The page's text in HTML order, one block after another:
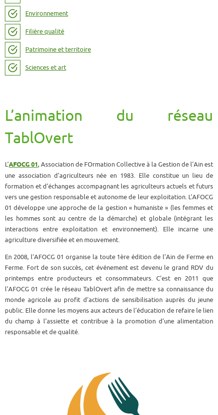
Environnement
Filière qualité
Patrimoine et territoire
Sciences et art
L’animation du réseau
TablOvert
L’AFOCG 01, Association de FOrmation Collective à la Gestion de l’Ain est
une association d’agriculteurs née en 1983. Elle constitue un lieu de
formation et d’échanges accompagnant les agriculteurs actuels et futurs
vers une gestion responsable et autonome de leur exploitation. L’AFOCG
01 développe une approche de la gestion « humaniste » (les femmes et
les hommes sont au centre de la démarche) et globale (intégrant les
interactions entre exploitation et environnement). Elle incarne une
agriculture diversifiée et en mouvement.
En 2008, l’AFOCG 01 organise la toute 1ère édition de l’Ain de Ferme en
Ferme. Fort de son succès, cet événement est devenu le grand RDV du
printemps entre producteurs et consommateurs. C’est en 2011 que
l’AFOCG 01 crée le réseau TablOvert afin de mettre sa connaissance du
monde agricole au profit d’actions de sensibilisation auprès du jeune
public. Elle donne les moyens aux acteurs de l’éducation de refaire le lien
du champ à l’assiette et contribue à la promotion d’une alimentation
responsable et de qualité.